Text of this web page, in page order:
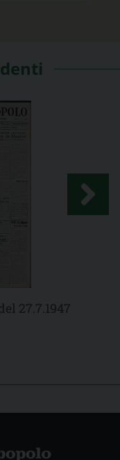
27.7.1947